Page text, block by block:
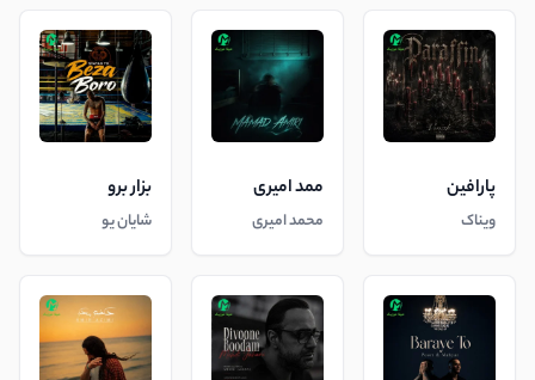
پارافین
ویناک
ممد امیری
محمد امیری
بزار برو
شایان یو